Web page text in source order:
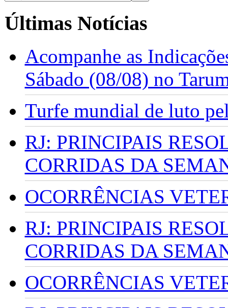
Últimas Notícias
Acompanhe as
Sábado (08/08) no
Turfe mundial de luto
RJ: PRINCIPAIS
CORRIDAS DA
OCORRÊNCIAS
RJ: PRINCIPAIS
CORRIDAS DA
OCORRÊNCIAS